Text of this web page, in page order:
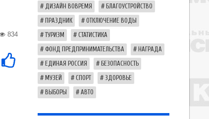
834
ДИЗАЙН ВОВРЕМЯ БЛАГОУСТРОЙСТВО
ПРАЗДНИК ОТКЛЮЧЕНИЕ ВОДЫ
ТУРИЗМ СТАТИСТИКА
ФОНД ПРЕДПРИНИМАТЕЛЬСТВА НАГРАДА
ЕДИНАЯ РОССИЯ БЕЗОПАСНОСТЬ
МУЗЕЙ СПОРТ ЗДОРОВЬЕ
ВЫБОРЫ АВТО